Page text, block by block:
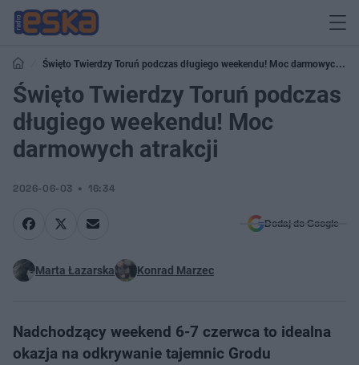
Święto Twierdzy Toruń podczas długiego weekendu! Moc darmowych
atrakcji
Święto Twierdzy Toruń podczas
długiego weekendu! Moc
darmowych atrakcji
2026-06-03 16:34
Dodaj do Google
Marta Łazarska Konrad Marzec
Nadchodzący weekend 6-7 czerwca to idealna
okazja na odkrywanie tajemnic Grodu